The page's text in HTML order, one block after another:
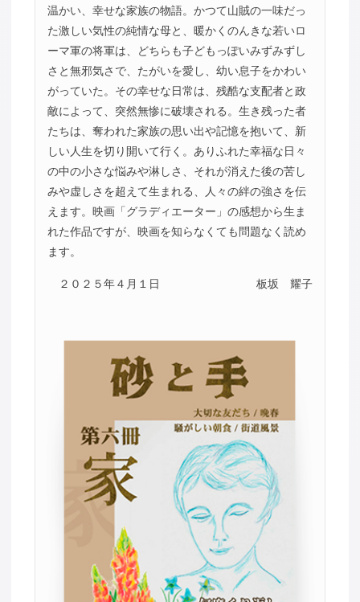
温かい、幸せな家族の物語。かつて山賊の一味だっ
た激しい気性の純情な母と、暖かくのんきな若いロ
ーマ軍の将軍は、どちらも子どもっぽいみずみずし
さと無邪気さで、たがいを愛し、幼い息子をかわい
がっていた。その幸せな日常は、残酷な支配者と政
敵によって、突然無惨に破壊される。生き残った者
たちは、奪われた家族の思い出や記憶を抱いて、新
しい人生を切り開いて行く。ありふれた幸福な日々
の中の小さな悩みや淋しさ、それが消えた後の苦し
みや虚しさを超えて生まれる、人々の絆の強さを伝
えます。映画「グラディエーター」の感想から生ま
れた作品ですが、映画を知らなくても問題なく読め
ます。
２０２５年４月１日 板坂 耀子